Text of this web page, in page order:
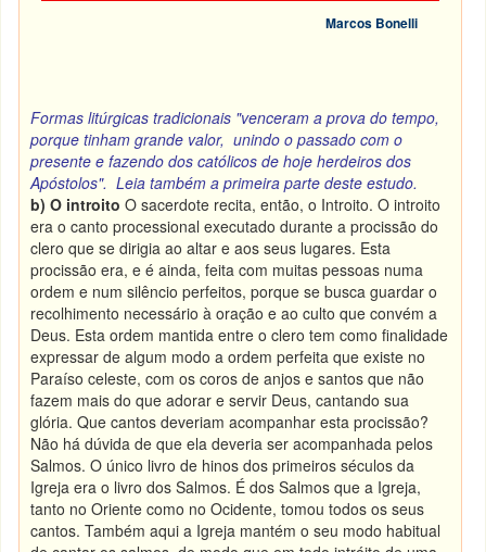
Marcos Bonelli
Formas litúrgicas tradicionais "venceram a prova do tempo,
porque tinham grande valor, unindo o passado com o
presente e fazendo dos católicos de hoje herdeiros dos
Apóstolos". Leia também aprimeira parte deste estudo.
b) O introito O sacerdote recita, então, o Introito. O introito
era o canto processional executado durante a procissão do
clero que se dirigia ao altar e aos seus lugares. Esta
procissão era, e é ainda, feita com muitas pessoas numa
ordem e num silêncio perfeitos, porque se busca guardar o
recolhimento necessário à oração e ao culto que convém a
Deus. Esta ordem mantida entre o clero tem como finalidade
expressar de algum modo a ordem perfeita que existe no
Paraíso celeste, com os coros de anjos e santos que não
fazem mais do que adorar e servir Deus, cantando sua
glória. Que cantos deveriam acompanhar esta procissão?
Não há dúvida de que ela deveria ser acompanhada pelos
Salmos. O único livro de hinos dos primeiros séculos da
Igreja era o livro dos Salmos. É dos Salmos que a Igreja,
tanto no Oriente como no Ocidente, tomou todos os seus
cantos. Também aqui a Igreja mantém o seu modo habitual